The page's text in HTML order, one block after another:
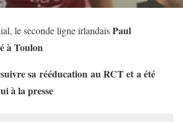
le seconde ligne irlandaisPaul
à Toulon
sa rééducation au RCT et a été
à la presse